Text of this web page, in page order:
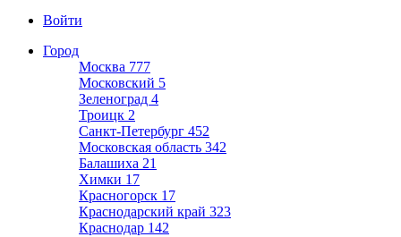
Войти
Город
Москва 777
Московский 5
Зеленоград 4
Троицк 2
Санкт-Петербург 452
Московская область 342
Балашиха 21
Химки 17
Красногорск 17
Краснодарский край 323
Краснодар 142